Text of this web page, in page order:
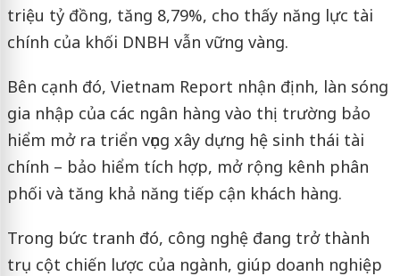
triệu tỷ đồng, tăng 8,79%, cho thấy năng lực tài
chính của khối DNBH vẫn vững vàng.
Bên cạnh đó, Vietnam Report nhận định, làn sóng
gia nhập của các ngân hàng vào thị trường bảo
hiểm mở ra triển vọng xây dựng hệ sinh thái tài
chính – bảo hiểm tích hợp, mở rộng kênh phân
phối và tăng khả năng tiếp cận khách hàng.
Trong bức tranh đó, công nghệ đang trở thành
trụ cột chiến lược của ngành, giúp doanh nghiệp